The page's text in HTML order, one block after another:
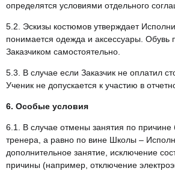
определятся условиями отдельного
5.2. Эскизы костюмов утверждает
понимается одежда и аксессуары. Обувь
Заказчиком самостоятельно.
5.3. В случае если Заказчик не оплатил
Ученик не допускается к участию в
6. Особые условия
6.1. В случае отмены занятия по причине
тренера, а равно по вине Школы –
дополнительное занятие, исключение
причины (например, отключение